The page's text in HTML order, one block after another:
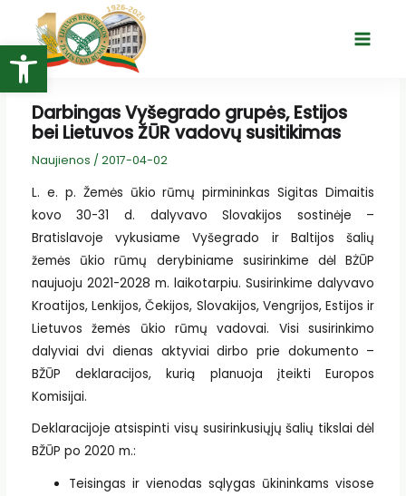
Open toolbar
turinio
Main
Darbingas Vyšegrado grupės, Estijos
bei Lietuvos ŽŪR vadovų susitikimas
Naujienos / 2017-04-02
L. e. p. Žemės ūkio rūmų pirmininkas Sigitas Dimaitis
kovo 30-31 d. dalyvavo Slovakijos sostinėje –
Bratislavoje vykusiame Vyšegrado ir Baltijos šalių
žemės ūkio rūmų derybiniame susirinkime dėl BŻŪP
naujuoju 2021-2028 m. laikotarpiu. Susirinkime dalyvavo
Kroatijos, Lenkijos, Čekijos, Slovakijos, Vengrijos, Estijos ir
Lietuvos žemės ūkio rūmų vadovai. Visi susirinkimo
dalyviai dvi dienas aktyviai dirbo prie dokumento –
BŽŪP deklaracijos, kurią planuoja įteikti Europos
Komisijai.
Deklaracijoje atsispinti visų susirinkusiųjų šalių tikslai dėl
BŽŪP po 2020 m.:
Teisingas ir vienodas sąlygas ūkininkams visose